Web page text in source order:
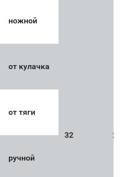
32 20
ножной
от кулачка
от тяги
ручной